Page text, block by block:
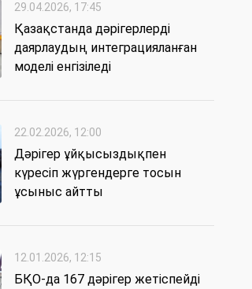
29.04.2026, 17:45
Қазақстанда дәрігерлерді
даярлаудың интеграцияланған
моделі енгізіледі
22.02.2026, 12:00
Дәрігер ұйқысыздықпен
күресіп жүргендерге тосын
ұсыныс айтты
12.01.2026, 12:15
БҚО-да 167 дәрігер жетіспейді